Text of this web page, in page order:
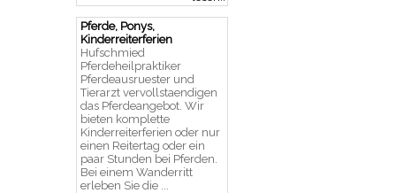
Pferde, Ponys,
Kinderreiterferien
Hufschmied
Pferdeheilpraktiker
Pferdeausruester und
Tierarzt vervollstaendigen
das Pferdeangebot. Wir
bieten komplette
Kinderreiterferien oder nur
einen Reitertag oder ein
paar Stunden bei Pferden.
Bei einem Wanderritt
erleben Sie die ...